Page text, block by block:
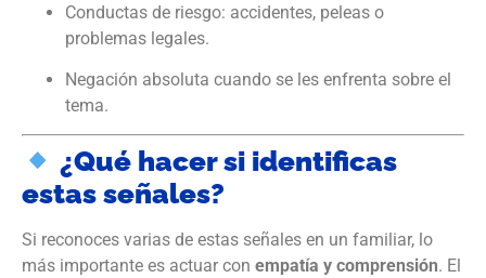
Conductas de riesgo: accidentes, peleas o
problemas legales.
Negación absoluta cuando se les enfrenta sobre el
tema.
¿Qué hacer si identificas
estas señales?
Si reconoces varias de estas señales en un familiar, lo
más importante es actuar con empatía y comprensión. El